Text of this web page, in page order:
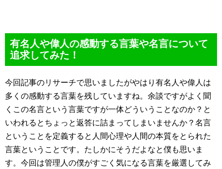
有名人や偉人の感動する言葉や名言について
追求してみた！
今回記事のリサーチで思いましたがやはり有名人や偉人は
多くの感動する言葉を残していますね。余談ですがよく聞
くこの名言という言葉ですが一体どういうことなのか？と
いわれるとちょっと返答に詰まってしまいませんか？名言
ということを定義すると人間心理や人間の本質をとられた
言葉ということです。たしかにそうだよなと僕も思いま
す。今回は管理人の僕がすごく気になる言葉を厳選してみ